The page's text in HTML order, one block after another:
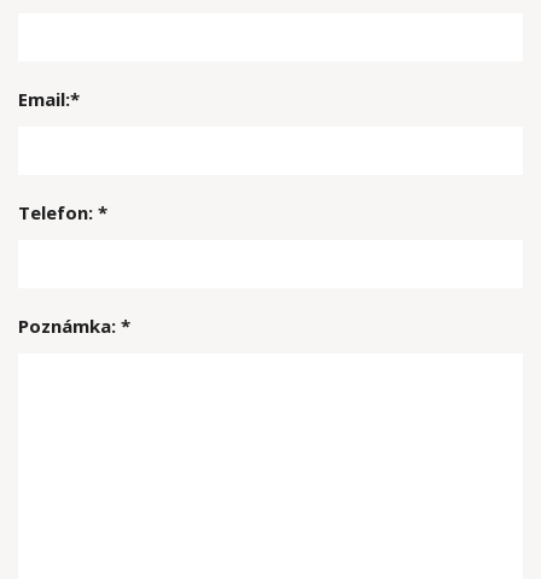
Email:*
Telefon: *
Poznámka: *